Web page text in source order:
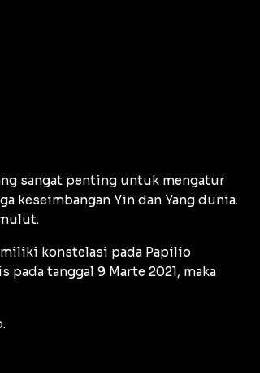
sangat penting untuk mengatur
keseimbangan Yin dan Yang dunia.
konstelasi pada Papilio
pada tanggal 9 Marte 2021, maka